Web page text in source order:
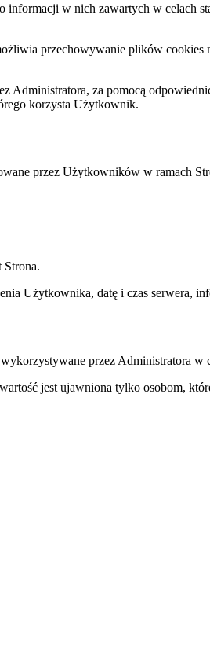
w nich zawartych w celach
przechowywanie plików
Administratora, za pomocą
korzysta Użytkownik.
przez Użytkowników w ramach
Strona.
Użytkownika, datę i czas serwera,
przez Administratora
jest ujawniona tylko osobom,